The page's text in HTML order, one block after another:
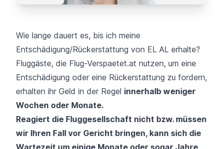
Wie lange dauert es, bis ich meine
Entschädigung/Rückerstattung von EL AL erhalte?
Fluggäste, die Flug-Verspaetet.at nutzen, um eine
Entschädigung oder eine Rückerstattung zu fordern,
erhalten ihr Geld in der Regel innerhalb weniger
Wochen oder Monate.
Reagiert die Fluggesellschaft nicht bzw. müssen
wir Ihren Fall vor Gericht bringen, kann sich die
Wartezeit um einige Monate oder sogar Jahre